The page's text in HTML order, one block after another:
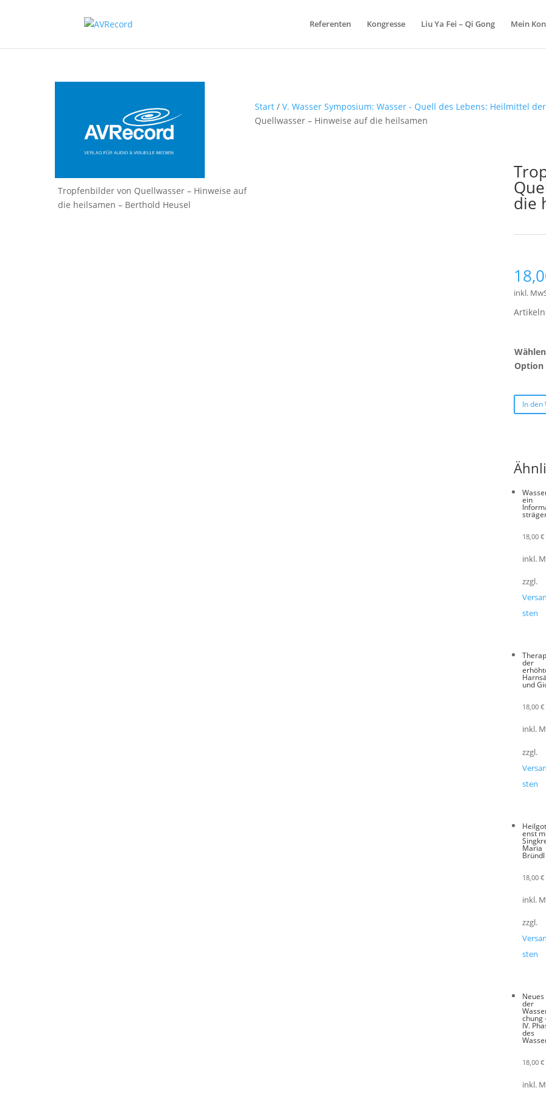
Referenten Kongresse Liu Ya Fei – Qi Gong Mein
Tropfenbilder von Quellwasser – Hinweise auf
die heilsamen – Berthold Heusel
Start/ V. Wasser Symposium: Wasser - Quell des Lebens: Heilmittel
Quellwasser – Hinweise auf die heilsamen
die
inkl.
Option
In den
ein
18,00€
inkl.
zzgl.
sten
der
und
18,00€
inkl.
zzgl.
sten
enst
Maria
Bründl
18,00€
inkl.
zzgl.
sten
Neues
der
chung
IV.
des
18,00€
inkl.